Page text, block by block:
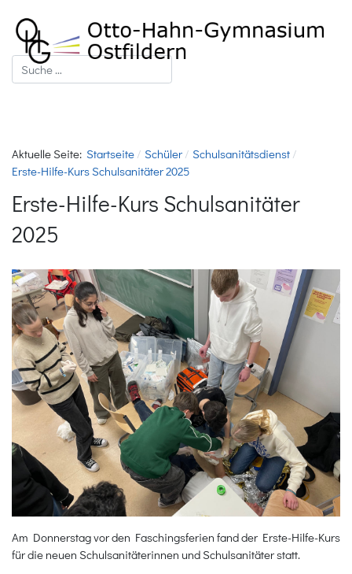
Suchen
Aktuelle Seite: Startseite Schüler
Schulsanitätsdienst
Erste-Hilfe-Kurs Schulsanitäter 2025
Erste-Hilfe-Kurs Schulsanitäter
2025
Am Donnerstag vor den Faschingsferien fand der Erste-Hilfe-Kurs
für die neuen Schulsanitäterinnen und Schulsanitäter statt.